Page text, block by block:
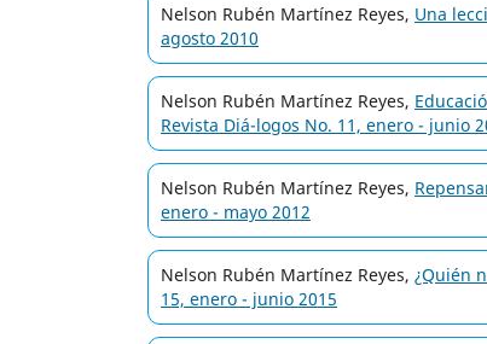
Nelson Rubén Martínez Reyes, Una
agosto 2010
Nelson Rubén Martínez Reyes,
Revista Diá-logos No. 11, enero - junio
Nelson Rubén Martínez Reyes,
enero - mayo 2012
Nelson Rubén Martínez Reyes, ¿Quién
15, enero - junio 2015